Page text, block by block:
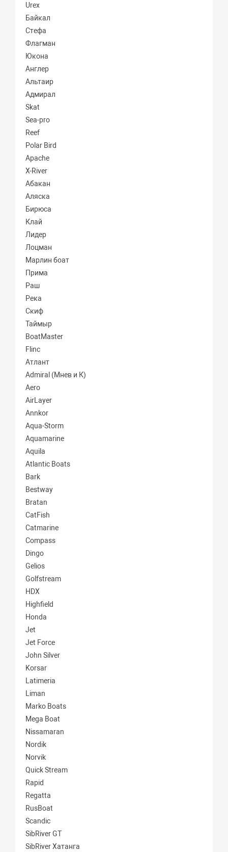
Urex
Байкал
Стефа
Флагман
Юкона
Англер
Альтаир
Адмирал
Skat
Sea-pro
Reef
Polar Bird
Apache
X-River
Абакан
Аляска
Бирюса
Клай
Лидер
Лоцман
Марлин боат
Прима
Раш
Река
Скиф
Таймыр
BoatMaster
Flinc
Атлант
Admiral (Мнев и К)
Aero
AirLayer
Annkor
Aqua-Storm
Aquamarine
Aquila
Atlantic Boats
Bark
Bestway
Bratan
CatFish
Catmarine
Compass
Dingo
Gelios
Golfstream
HDX
Highfield
Honda
Jet
Jet Force
John Silver
Korsar
Latimeria
Liman
Marko Boats
Mega Boat
Nissamaran
Nordik
Norvik
Quick Stream
Rapid
Regatta
RusBoat
Scandic
SibRiver GT
SibRiver Хатанга